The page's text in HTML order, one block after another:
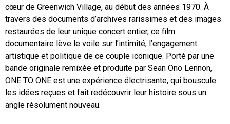
cœur de Greenwich Village, au début des années 1970. À
travers des documents d’archives rarissimes et des images
restaurées de leur unique concert entier, ce film
documentaire lève le voile sur l’intimité, l’engagement
artistique et politique de ce couple iconique. Porté par une
bande originale remixée et produite par Sean Ono Lennon,
ONE TO ONE est une expérience électrisante, qui bouscule
les idées reçues et fait redécouvrir leur histoire sous un
angle résolument nouveau.